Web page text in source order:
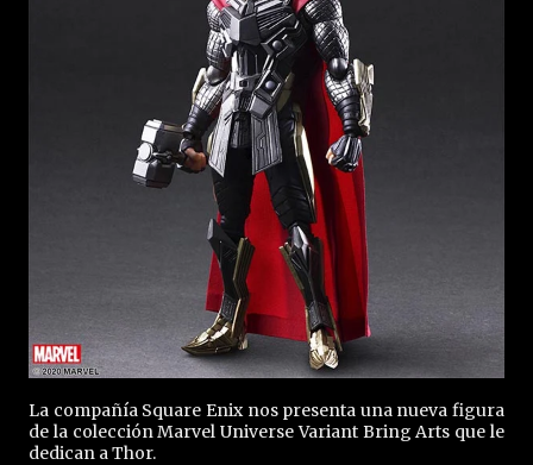
La compañía Square Enix nos presenta una nueva figura
de la colección Marvel Universe Variant Bring Arts que le
dedican a Thor.